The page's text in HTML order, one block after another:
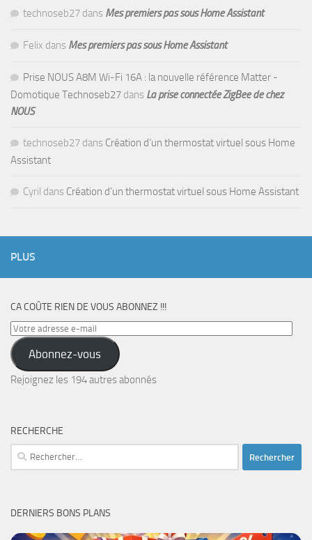
technoseb27 dans Mes premiers pas sous Home Assistant
Felix dans Mes premiers pas sous Home Assistant
Prise NOUS A8M Wi-Fi 16A : la nouvelle référence Matter -
Domotique Technoseb27 dans La prise connectée ZigBee de chez
NOUS
technoseb27 dans Création d’un thermostat virtuel sous Home
Assistant
Cyril dans Création d’un thermostat virtuel sous Home Assistant
PLUS
CA COÛTE RIEN DE VOUS ABONNEZ !!!
Votre
adresse
e-
mail
Abonnez-vous
Rejoignez les 194 autres abonnés
RECHERCHE
Rechercher :
DERNIERS BONS PLANS